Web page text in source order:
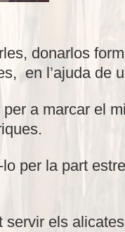
donarlos
en l’ajuda de
a marcar el
per la part
els